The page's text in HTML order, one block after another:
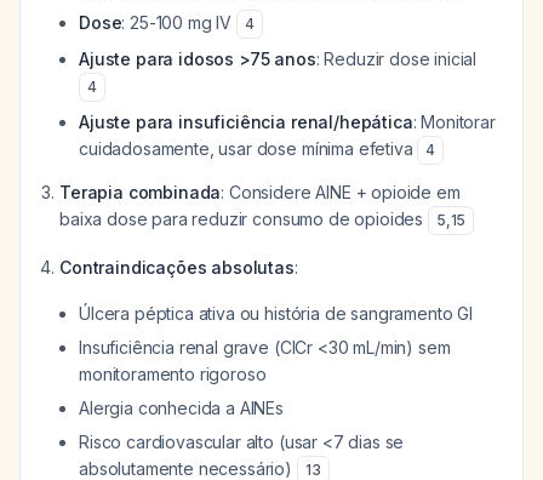
Dose: 25-100 mg IV 4
Ajuste para idosos >75 anos: Reduzir dose inicial
4
Ajuste para insuficiência renal/hepática: Monitorar
cuidadosamente, usar dose mínima efetiva
4
Terapia combinada: Considere AINE + opioide em
baixa dose para reduzir consumo de opioides
5,15
Contraindicações absolutas:
Úlcera péptica ativa ou história de sangramento GI
Insuficiência renal grave (ClCr <30 mL/min) sem
monitoramento rigoroso
Alergia conhecida a AINEs
Risco cardiovascular alto (usar <7 dias se
absolutamente necessário)
13